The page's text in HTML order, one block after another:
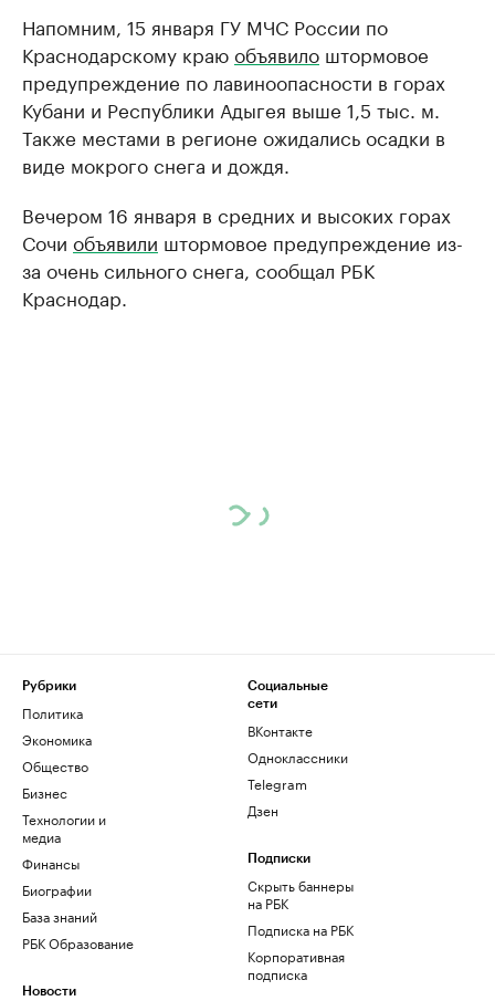
Напомним, 15 января ГУ МЧС России по
Краснодарскому краюобъявило штормовое
предупреждение по лавиноопасности в горах
Кубани и Республики Адыгея выше 1,5 тыс. м.
Также местами в регионе ожидались осадки в
виде мокрого снега и дождя.
Вечером 16 января в средних и высоких горах
Сочи объявили штормовое предупреждение из-
за очень сильного снега, сообщал РБК
Краснодар.
Рубрики
Политика
Экономика
Общество
Бизнес
Технологии и
медиа
Финансы
Биографии
База знаний
РБК Образование
Новости
Социальные
сети
ВКонтакте
Одноклассники
Telegram
Дзен
Подписки
Скрыть баннеры
на РБК
Подписка на РБК
Корпоративная
подписка